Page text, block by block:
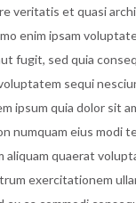
veritatis et quasi
enim ipsam
fugit, sed quia
sequi
ipsum quia dolor sit
numquam eius modi
aliquam quaerat
exercitationem